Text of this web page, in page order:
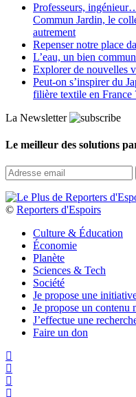
Professeurs,
Commun Jardin, le
autrement
Repenser notre place
L’eau, un bien
Explorer de nouvelles
Peut‑on s’inspirer du
filière textile en France
La Newsletter
Le meilleur des solutions
© Reporters d'Espoirs
Culture & Éducation
Économie
Planète
Sciences & Tech
Société
Je propose une
Je propose un contenu
J’effectue une
Faire un don